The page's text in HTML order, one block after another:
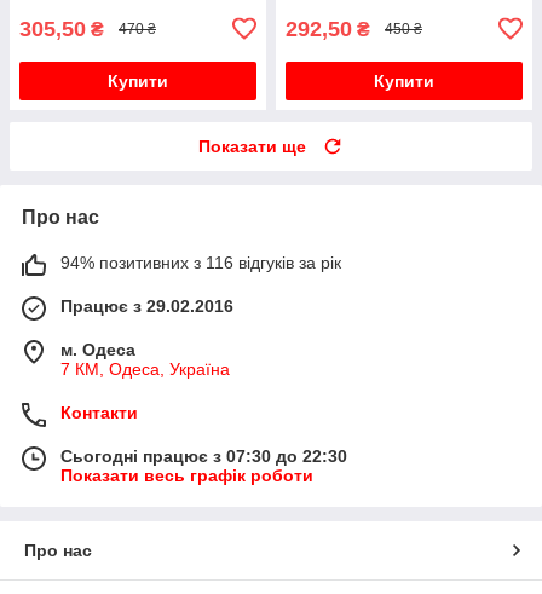
305,50 ₴ 470 ₴
Купити
292,50 ₴ 450 ₴
Купити
Показати ще
Про нас
94% позитивних з 116 відгуків за рік
Працює з 29.02.2016
м. Одеса
7 КМ, Одеса, Україна
Контакти
Сьогодні працює з 07:30 до 22:30
Показати весь графік роботи
Про нас